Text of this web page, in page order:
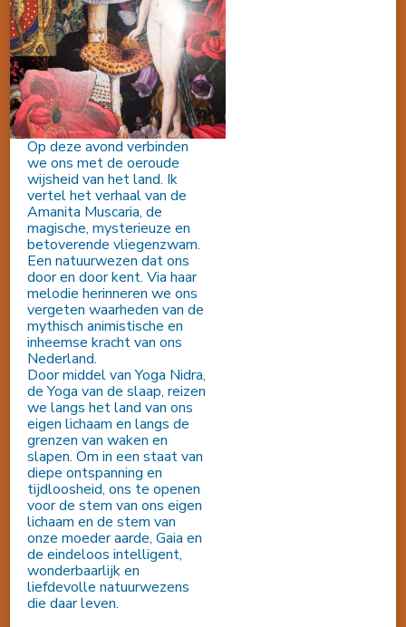
Op deze avond verbinden
we ons met de oeroude
wijsheid van het land. Ik
vertel het verhaal van de
Amanita Muscaria, de
magische, mysterieuze en
betoverende vliegenzwam.
Een natuurwezen dat ons
door en door kent. Via haar
melodie herinneren we ons
vergeten waarheden van de
mythisch animistische en
inheemse kracht van ons
Nederland.
Door middel van Yoga Nidra,
de Yoga van de slaap, reizen
we langs het land van ons
eigen lichaam en langs de
grenzen van waken en
slapen. Om in een staat van
diepe ontspanning en
tijdloosheid, ons te openen
voor de stem van ons eigen
lichaam en de stem van
onze moeder aarde, Gaia en
de eindeloos intelligent,
wonderbaarlijk en
liefdevolle natuurwezens
die daar leven.